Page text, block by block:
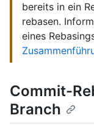
bereits in ein
rebasen.
eines
Commit-
Branch